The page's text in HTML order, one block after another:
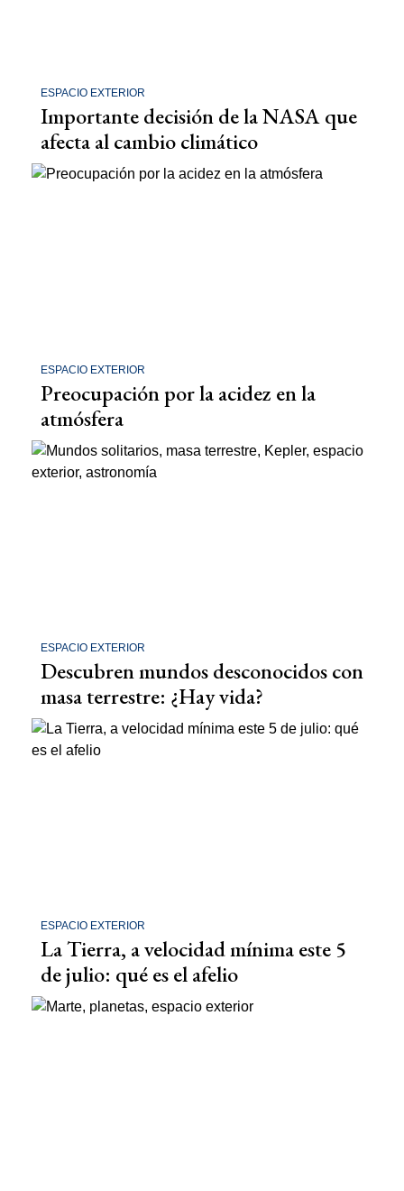
ESPACIO EXTERIOR
Importante decisión de la NASA que
afecta al cambio climático
ESPACIO EXTERIOR
Preocupación por la acidez en la
atmósfera
ESPACIO EXTERIOR
Descubren mundos desconocidos con
masa terrestre: ¿Hay vida?
ESPACIO EXTERIOR
La Tierra, a velocidad mínima este 5
de julio: qué es el afelio